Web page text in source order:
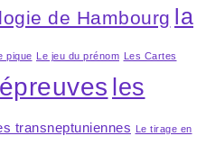
de Hambourg la
pique Le jeu du prénom Les Cartes
les
transneptuniennes Le tirage en